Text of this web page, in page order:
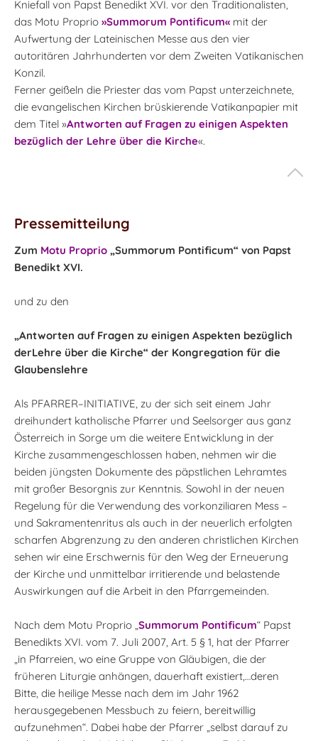
Kniefall von Papst Benedikt XVI. vor den Traditionalisten,
das Motu Proprio »Summorum Pontificum« mit der
Aufwertung der Lateinischen Messe aus den vier
autoritären Jahrhunderten vor dem Zweiten Vatikanischen
Konzil.
Ferner geißeln die Priester das vom Papst unterzeichnete,
die evangelischen Kirchen brüskierende Vatikanpapier mit
dem Titel »Antworten auf Fragen zu einigen Aspekten
bezüglich der Lehre über die Kirche«.
Pressemitteilung
Zum Motu Proprio „Summorum Pontificum“ von Papst
Benedikt XVI.
und zu den
„Antworten auf Fragen zu einigen Aspekten bezüglich
derLehre über die Kirche“ der Kongregation für die
Glaubenslehre
Als PFARRER–INITIATIVE, zu der sich seit einem Jahr
dreihundert katholische Pfarrer und Seelsorger aus ganz
Österreich in Sorge um die weitere Entwicklung in der
Kirche zusammengeschlossen haben, nehmen wir die
beiden jüngsten Dokumente des päpstlichen Lehramtes
mit großer Besorgnis zur Kenntnis. Sowohl in der neuen
Regelung für die Verwendung des vorkonziliaren Mess –
und Sakramentenritus als auch in der neuerlich erfolgten
scharfen Abgrenzung zu den anderen christlichen Kirchen
sehen wir eine Erschwernis für den Weg der Erneuerung
der Kirche und unmittelbar irritierende und belastende
Auswirkungen auf die Arbeit in den Pfarrgemeinden.
Nach dem Motu Proprio „Summorum Pontificum“ Papst
Benedikts XVI. vom 7. Juli 2007, Art. 5 § 1, hat der Pfarrer
„in Pfarreien, wo eine Gruppe von Gläubigen, die der
früheren Liturgie anhängen, dauerhaft existiert,…deren
Bitte, die heilige Messe nach dem im Jahr 1962
herausgegebenen Messbuch zu feiern, bereitwillig
aufzunehmen“. Dabei habe der Pfarrer „selbst darauf zu